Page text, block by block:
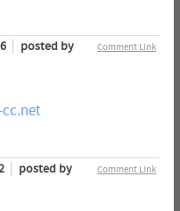
Comment Link
posted by
Comment Link
posted by